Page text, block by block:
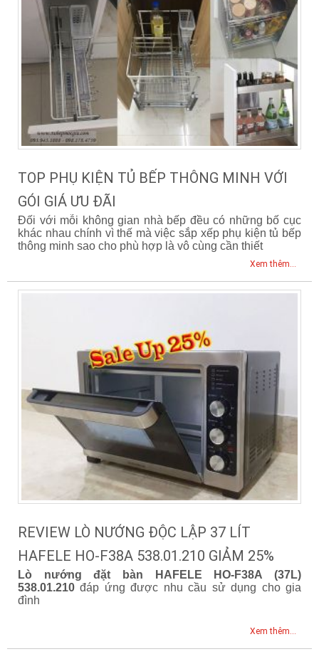
TOP PHỤ KIỆN TỦ BẾP THÔNG MINH VỚI
GÓI GIÁ ƯU ĐÃI
Đối với mỗi không gian nhà bếp đều có những bố cục
khác nhau chính vì thế mà việc sắp xếp phụ kiện tủ bếp
thông minh sao cho phù hợp là vô cùng cần thiết
Xem thêm...
REVIEW LÒ NƯỚNG ĐỘC LẬP 37 LÍT
HAFELE HO-F38A 538.01.210 GIẢM 25%
Lò nướng đặt bàn HAFELE HO-F38A (37L)
538.01.210 đáp ứng được nhu cầu sử dụng cho gia
đình
Xem thêm...